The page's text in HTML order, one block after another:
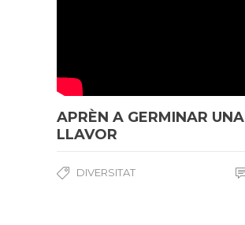
APRÈN A GERMINAR UNA
LLAVOR
DIVERSITAT